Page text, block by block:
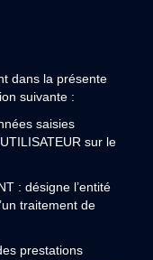
dans la présente
suivante :
saisies
sur le
: désigne l’entité
traitement de
prestations